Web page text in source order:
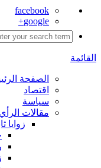
facebook
google+
القائمة
الصفحة
اقتصاد
سياسة
مقالات الرأي
زوايا